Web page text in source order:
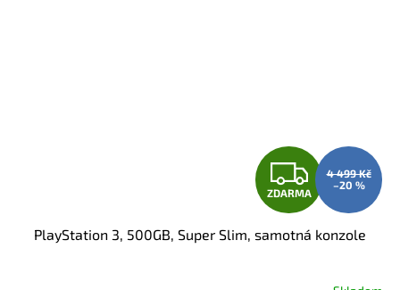
Z
D
A
ZDARMA
4 499 Kč
–20 %
PlayStation 3, 500GB, Super Slim, samotná konzole